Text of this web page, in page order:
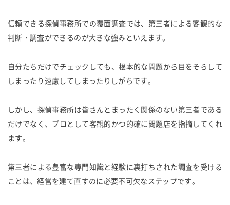
信頼できる探偵事務所での覆面調査では、第三者による客観的な
判断・調査ができるのが大きな強みといえます。
自分たちだけでチェックしても、根本的な問題から目をそらして
しまったり遠慮してしまったりしがちです。
しかし、探偵事務所は皆さんとまったく関係のない第三者である
だけでなく、プロとして客観的かつ的確に問題店を指摘してくれ
ます。
第三者による豊富な専門知識と経験に裏打ちされた調査を受ける
ことは、経営を建て直すのに必要不可欠なステップです。